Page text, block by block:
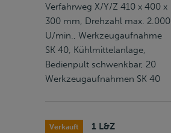
Verfahrweg X/Y/Z 410 x 400 x
300 mm, Drehzahl max. 2.000
U/min., Werkzeugaufnahme
SK 40, Kühlmittelanlage,
Bedienpult schwenkbar, 20
Werkzeugaufnahmen SK 40
Verkauft
1 L&Z